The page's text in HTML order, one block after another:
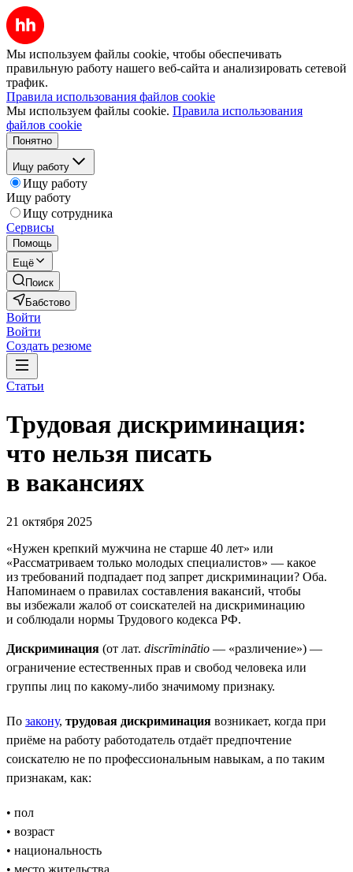
Мы используем файлы cookie, чтобы обеспечивать
правильную работу нашего веб-сайта и анализировать сетевой
трафик.
Правила использования файлов cookie
Мы используем файлы cookie. Правила использования
файлов cookie
Понятно
Ищу работу
Ищу работу
Ищу работу
Ищу сотрудника
Сервисы
Помощь
Ещё
Поиск
Бабстово
Войти
Войти
Создать резюме
Статьи
Трудовая дискриминация:
что нельзя писать
в вакансиях
21 октября 2025
«Нужен крепкий мужчина не старше 40 лет» или
«Рассматриваем только молодых специалистов» — какое
из требований подпадает под запрет дискриминации? Оба.
Напоминаем о правилах составления вакансий, чтобы
вы избежали жалоб от соискателей на дискриминацию
и соблюдали нормы Трудового кодекса РФ.
Дискриминация (от лат. discrīminātio — «различение») —
ограничение естественных прав и свобод человека или
группы лиц по какому-либо значимому признаку.
По закону, трудовая дискриминация возникает, когда при
приёме на работу работодатель отдаёт предпочтение
соискателю не по профессиональным навыкам, а по таким
признакам, как:
• пол
• возраст
• национальность
• место жительства